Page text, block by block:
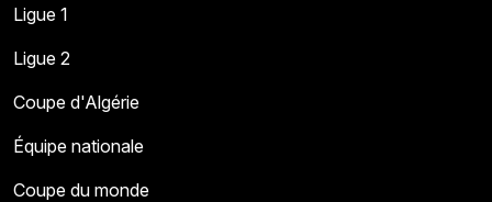
Ligue 1
Ligue 2
Coupe d'Algérie
Équipe nationale
Coupe du monde